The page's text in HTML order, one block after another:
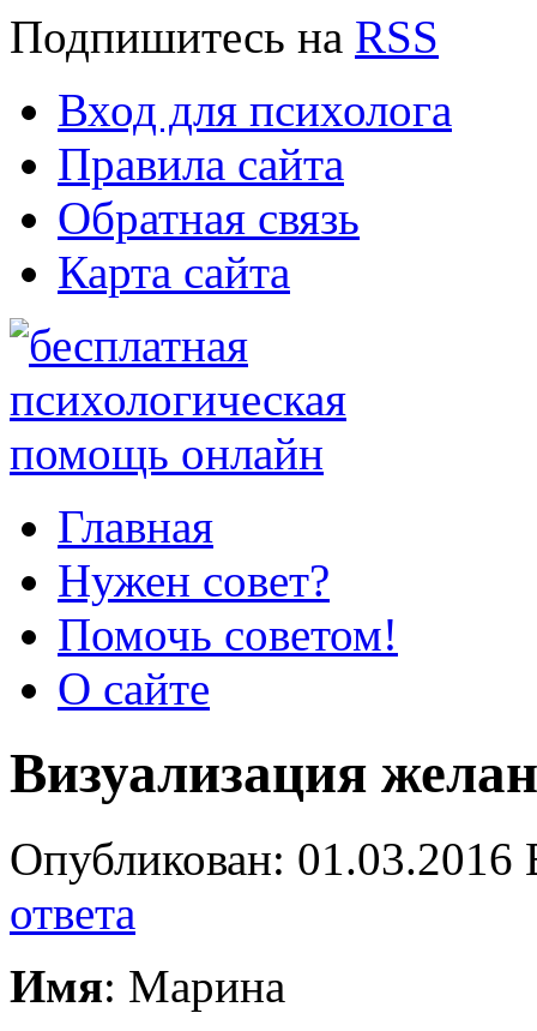
Подпишитесь на RSS
Вход для психолога
Правила сайта
Обратная связь
Карта сайта
Главная
Нужен совет?
Помочь советом!
О сайте
Визуализация
Опубликован:
ответа
Имя: Марина